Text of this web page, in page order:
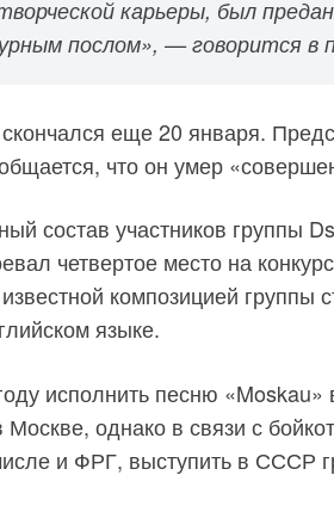
карьеры, был
послом», — говорится в
еще 20 января.
что он умер
состав участников группы
четвертое место на
композицией группы
языке.
исполнить песню
Москве, однако в связи с
и ФРГ, выступить в СССР